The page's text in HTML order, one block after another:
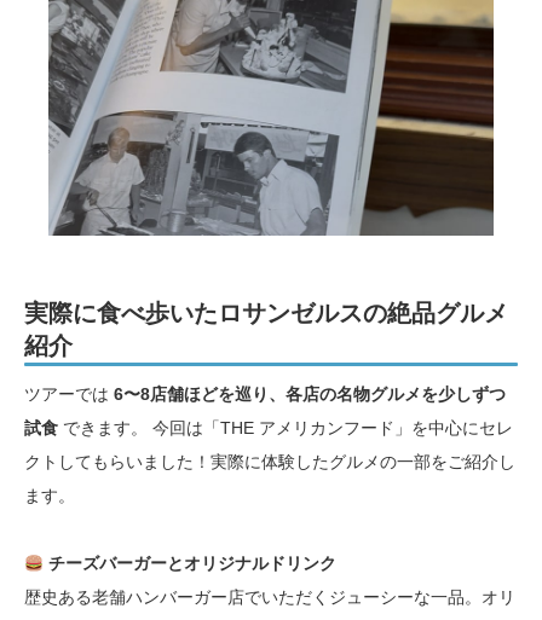
実際に食べ歩いたロサンゼルスの絶品グルメ
紹介
ツアーでは 6〜8店舗ほどを巡り、各店の名物グルメを少しずつ
試食 できます。 今回は「THE アメリカンフード」を中心にセレ
クトしてもらいました！実際に体験したグルメの一部をご紹介し
ます。
チーズバーガーとオリジナルドリンク
歴史ある老舗ハンバーガー店でいただくジューシーな一品。オリ